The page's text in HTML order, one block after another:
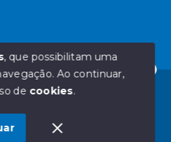
sobre qual IMÓVEL?
Imóveis - Todos os
, que possibilitam uma
Ao continuar,
de cookies.